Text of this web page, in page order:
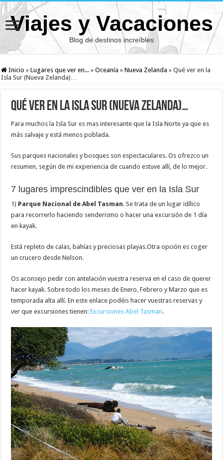
Viajes y Vacaciones
Blog de destinos increíbles
Inicio » Lugares que ver en... » Oceanía » Nueva Zelanda » Qué ver en la
Isla Sur (Nueva Zelanda)…
Qué ver en la Isla Sur (Nueva Zelanda)…
Para muchos la Isla Sur es mas interesante que la Isla Norte ya que es
más salvaje y está menos poblada.
Sus parques nacionales y bosques son espectaculares. Os ofrezco un
resumen, según de mi experiencia de cuando estuve allí, de lo mejor.
7 lugares imprescindibles que ver en la Isla Sur
1) Parque Nacional de Abel Tasman. Se trata de un lugar idílico
para recorrerlo haciendo senderismo o hacer una excursión de 1 día
en kayak.
Está repleto de calas, bahías y preciosas playas.Otra opción es coger
un crucero desde Nelson.
Os aconsejo pedir con antelación vuestra reserva en el caso de querer
hacer kayak. Sobre todo los meses de Enero, Febrero y Marzo que es
temporada alta allí. En este enlace podéis hacer vuestras reservas y
ver que excursiones tienen:Excursiones Abel Tasman.